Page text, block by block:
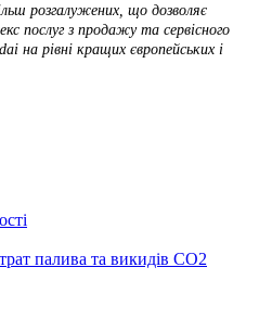
розгалужених, що дозволяє
послуг з продажу та сервісного
на рівні кращих європейських і
палива та викидів СО2